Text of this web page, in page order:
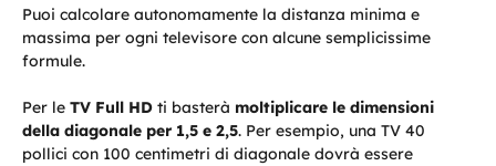
Puoi calcolare autonomamente la distanza minima e
massima per ogni televisore con alcune semplicissime
formule.
Per le TV Full HD ti basterà moltiplicare le dimensioni
della diagonale per 1,5 e 2,5. Per esempio, una TV 40
pollici con 100 centimetri di diagonale dovrà essere